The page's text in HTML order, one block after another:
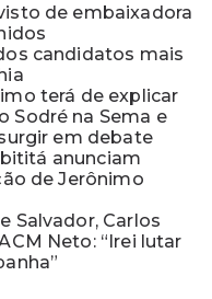
de embaixadora
candidatos mais
terá de explicar
Sodré na Sema e
em debate
anunciam
de Jerônimo
Salvador, Carlos
Neto: “Irei lutar